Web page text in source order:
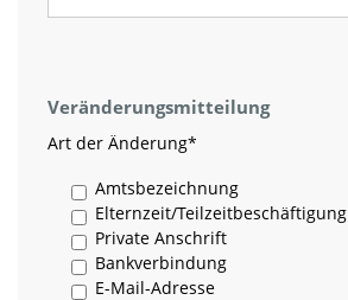
Veränderungsmitteilung
Art der Änderung*
Amtsbezeichnung
Elternzeit/Teilzeitbeschäftigung
Private Anschrift
Bankverbindung
E-Mail-Adresse